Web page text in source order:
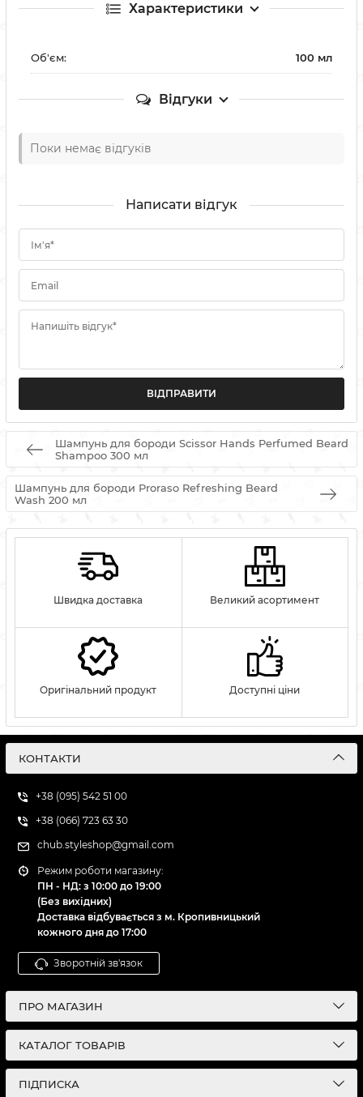
Характеристики
Об'єм: 100 мл
Відгуки
Поки немає відгуків
Написати відгук
Ім'я*
Email
Напишіть відгук*
Шампунь для бороди Scissor Hands Perfumed Beard
Shampoo 300 мл
Шампунь для бороди Proraso Refreshing Beard
Wash 200 мл
Швидка доставка Великий асортимент
Оригінальний продукт Доступні ціни
КОНТАКТИ
+38 (095) 542 51 00
+38 (066) 723 63 30
chub.styleshop@gmail.com
Режим роботи магазину:
ПН - НД: з 10:00 до 19:00
(Без вихідних)
Доставка відбувається з м. Кропивницький
кожного дня до 17:00
Зворотній зв'язок
ПРО МАГАЗИН
КАТАЛОГ ТОВАРІВ
ПІДПИСКА